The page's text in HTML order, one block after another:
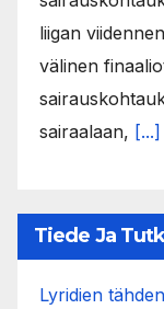
liigan
välinen
sairaalaan, [...]
Tiede Ja
Lyridien